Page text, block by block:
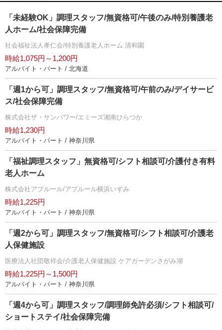
「未経験OK」調理スタッフ/無資格可/午後のみ/特別養護老
人ホーム/社会保障完備
社会福祉法人孝仁会/特別養護老人ホーム 清和園
時給1,075円～1,200円
アルバイト・パート / 北海道
「週1から可」調理スタッフ/無資格可/午前のみ/デイサービ
ス/社会保障完備
株式会社ザ・サンパワー/エミーズ湘南ひらつか
時給1,230円
アルバイト・パート / 神奈川県
「福祉調理スタッフ」無資格可/シフト相談可/介護付き有料
老人ホーム
株式会社アプルール/アプルール横浜いずみ
時給1,225円
アルバイト・パート / 神奈川県
「週2から可」調理スタッフ/無資格可/シフト相談可/介護老
人保健施設
医療法人社団敬祥会/介護老人保健施設 ケアガーデンさがみ湖
時給1,225円～1,500円
アルバイト・パート / 神奈川県
「週4から可」調理スタッフ/調理師免許必須/シフト相談可/
ショートステイ/社会保障完備